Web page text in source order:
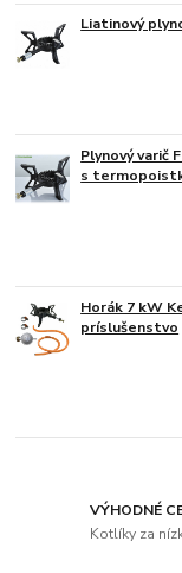
Liatinový
Plynový varič
s
Horák 7 kW
príslušenstvo
VÝHODNÉ
Kotlíky za